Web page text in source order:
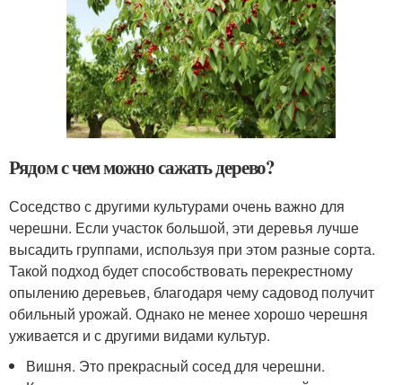
Рядом с чем можно сажать дерево?
Соседство с другими культурами очень важно для
черешни. Если участок большой, эти деревья лучше
высадить группами, используя при этом разные сорта.
Такой подход будет способствовать перекрестному
опылению деревьев, благодаря чему садовод получит
обильный урожай. Однако не менее хорошо черешня
уживается и с другими видами культур.
Вишня. Это прекрасный сосед для черешни.